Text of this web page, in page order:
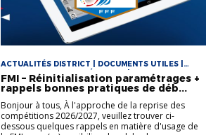
ACTUALITÉS DISTRICT | DOCUMENTS UTILES |
DOCUMENTS UTILES FÉMININES | DOCUMENTS
UTILES FOOT LOISIR | DOCUMENTS UTILES FUTSAL
| VIE DES CLUBS
FMI – Réinitialisation paramétrages +
rappels bonnes pratiques de déb...
Bonjour à tous, À l'approche de la reprise des
compétitions 2026/2027, veuillez trouver ci-
dessous quelques rappels en matière d'usage de